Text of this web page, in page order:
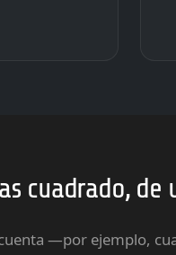
cuadrado, de
—por ejemplo,